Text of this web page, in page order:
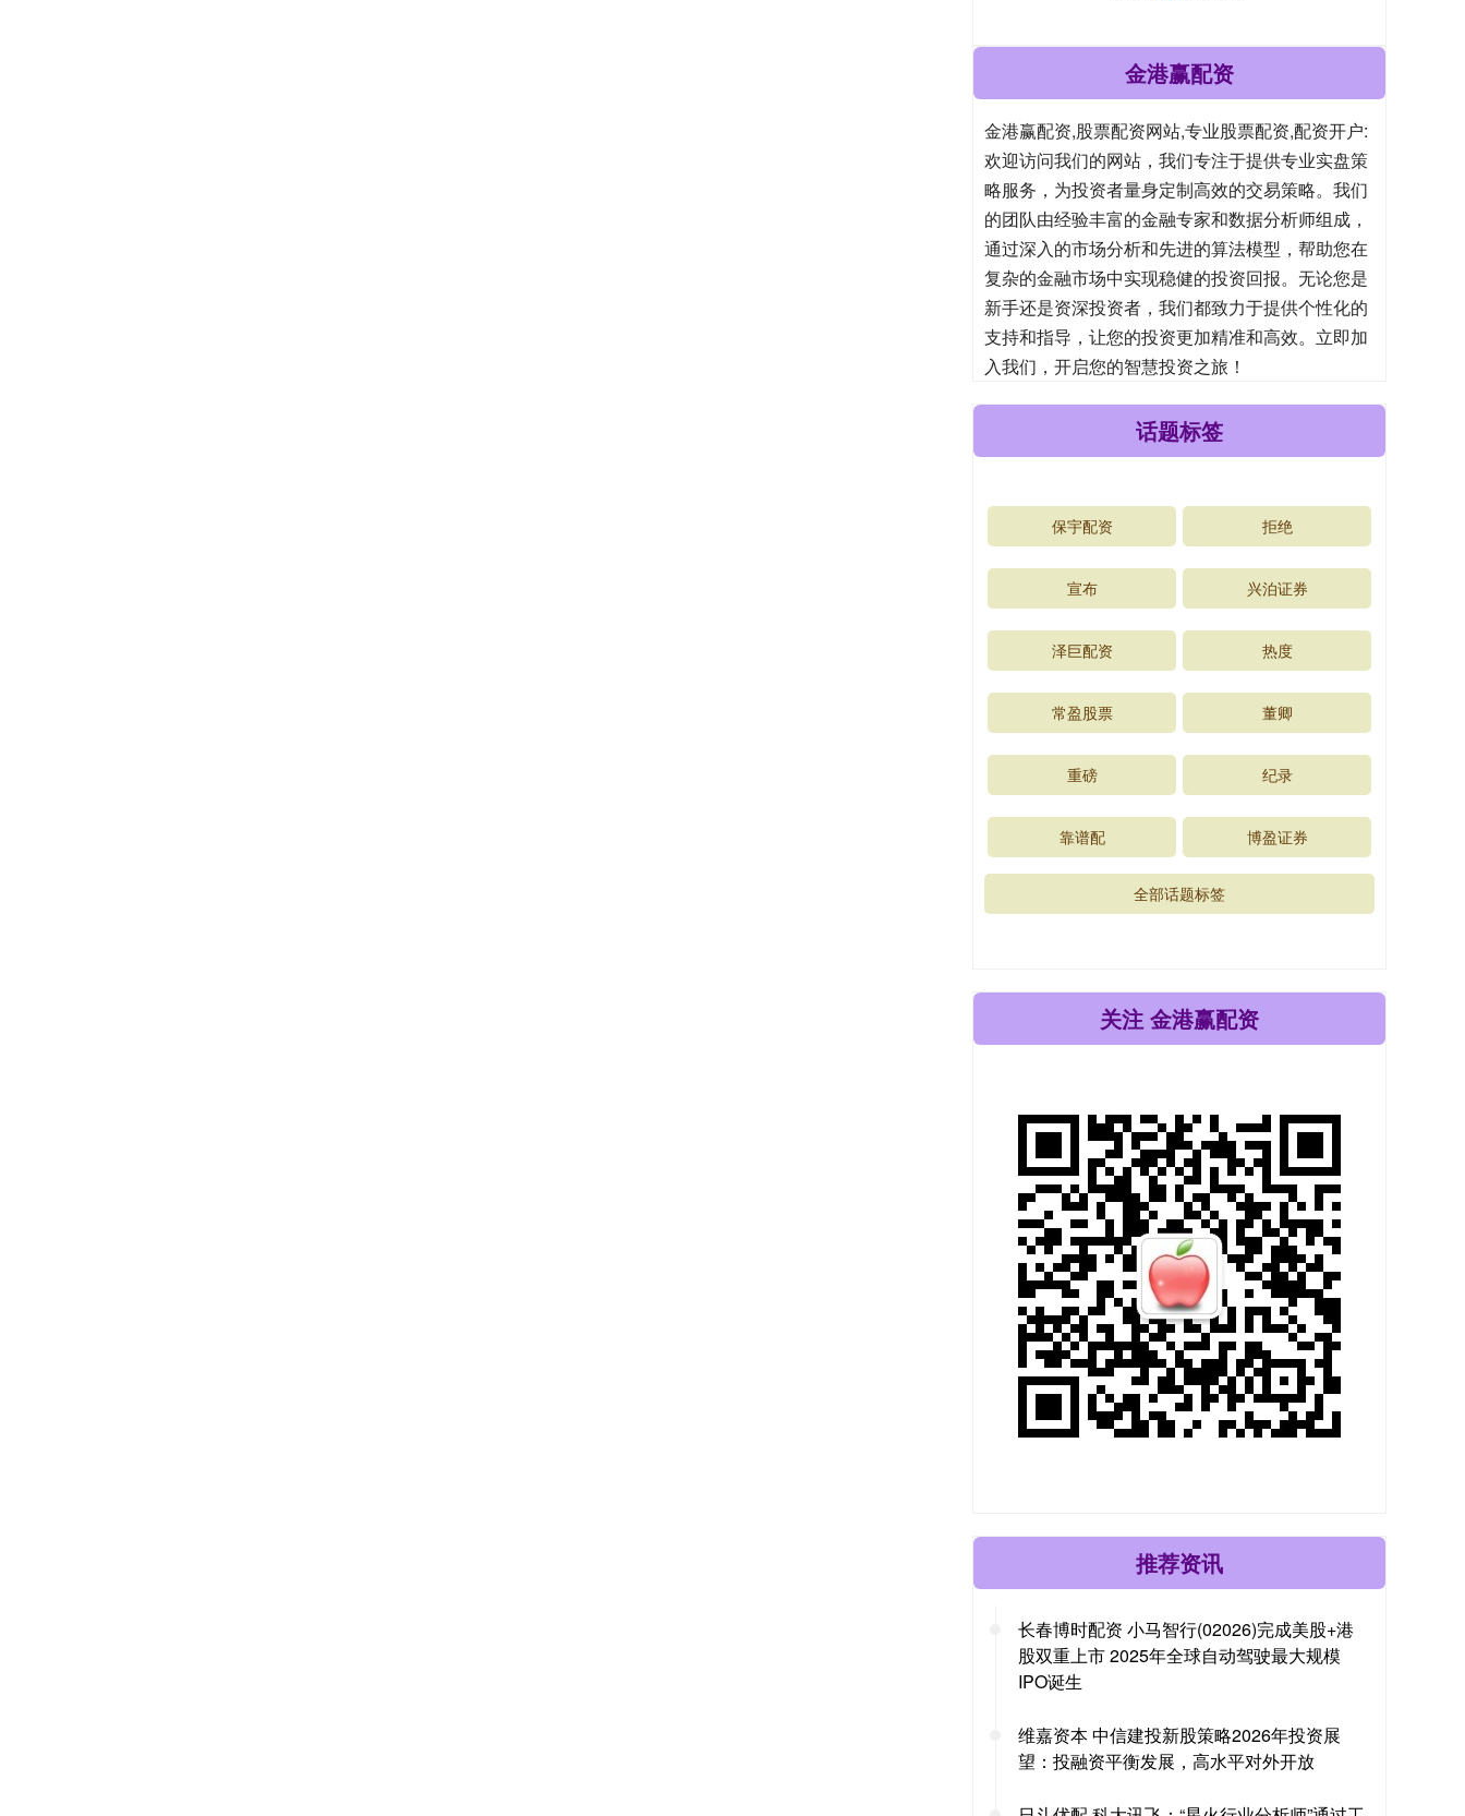
金港赢配资
金港赢配资,股票配资网站,专业股票配资,配资开户:
欢迎访问我们的网站，我们专注于提供专业实盘策
略服务，为投资者量身定制高效的交易策略。我们
的团队由经验丰富的金融专家和数据分析师组成，
通过深入的市场分析和先进的算法模型，帮助您在
复杂的金融市场中实现稳健的投资回报。无论您是
新手还是资深投资者，我们都致力于提供个性化的
支持和指导，让您的投资更加精准和高效。立即加
入我们，开启您的智慧投资之旅！
话题标签
保宇配资 拒绝
宣布 兴泊证券
泽巨配资 热度
常盈股票 董卿
重磅 纪录
靠谱配 博盈证券
全部话题标签
关注 金港赢配资
推荐资讯
长春博时配资 小马智行(02026)完成美股+港
股双重上市 2025年全球自动驾驶最大规模
IPO诞生
维嘉资本 中信建投新股策略2026年投资展
望：投融资平衡发展，高水平对外开放